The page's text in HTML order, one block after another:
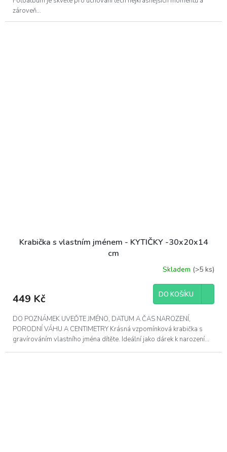
zároveň...
Krabička s vlastním jménem - KYTIČKY -30x20x14
cm
je
z
5
hvězdiček.
Skladem (>5 ks)
449 Kč DO KOŠÍKU
DO POZNÁMEK UVEĎTE JMÉNO, DATUM A ČAS NAROZENÍ,
PORODNÍ VÁHU A CENTIMETRY Krásná vzpomínková krabička s
gravírováním vlastního jména dítěte. Ideální jako dárek k narození...